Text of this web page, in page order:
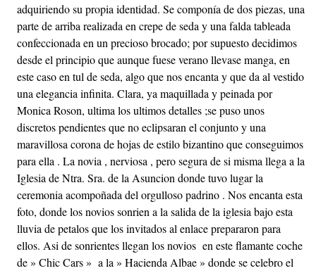
adquiriendo su propia identidad. Se componía de dos piezas, una
parte de arriba realizada en crepe de seda y una falda tableada
confeccionada en un precioso brocado; por supuesto decidimos
desde el principio que aunque fuese verano llevase manga, en
este caso en tul de seda, algo que nos encanta y que da al vestido
una elegancia infinita. Clara, ya maquillada y peinada por
Monica Roson, ultima los ultimos detalles ;se puso unos
discretos pendientes que no eclipsaran el conjunto y una
maravillosa corona de hojas de estilo bizantino que conseguimos
para ella . La novia , nerviosa , pero segura de si misma llega a la
Iglesia de Ntra. Sra. de la Asuncion donde tuvo lugar la
ceremonia acompoñada del orgulloso padrino . Nos encanta esta
foto, donde los novios sonrien a la salida de la iglesia bajo esta
lluvia de petalos que los invitados al enlace prepararon para
ellos. Asi de sonrientes llegan los novios en este flamante coche
de » Chic Cars » a la » Hacienda Albae » donde se celebro el